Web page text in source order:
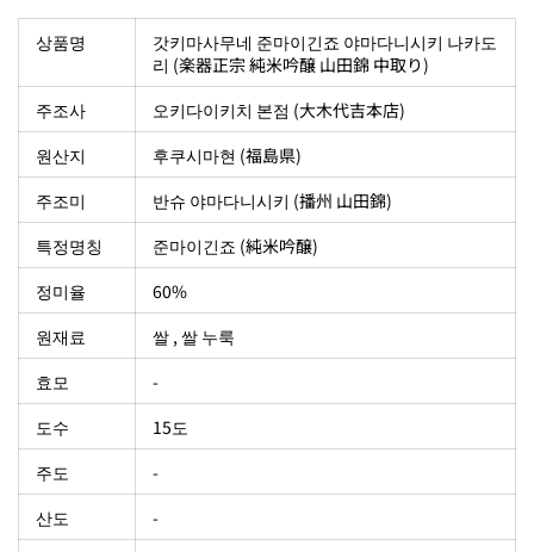
상품명
갓키마사무네 준마이긴죠 야마다니시키 나카도
리 (楽器正宗 純米吟醸 山田錦 中取り)
주조사
오키다이키치 본점 (大木代吉本店)
원산지
후쿠시마현 (福島県)
주조미
반슈 야마다니시키 (播州 山田錦)
특정명칭
준마이긴죠 (純米吟醸)
정미율
60%
원재료
쌀 , 쌀 누룩
효모
-
도수
15도
주도
-
산도
-